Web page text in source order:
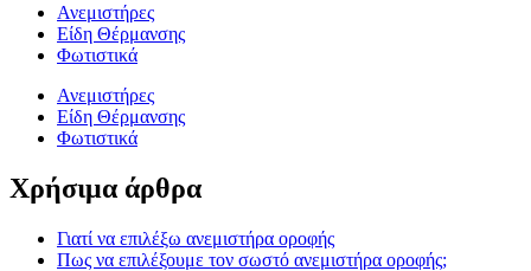
Ανεμιστήρες
Είδη Θέρμανσης
Φωτιστικά
Ανεμιστήρες
Είδη Θέρμανσης
Φωτιστικά
Χρήσιμα άρθρα
Γιατί να επιλέξω ανεμιστήρα οροφής
Πως να επιλέξουμε τον σωστό ανεμιστήρα οροφής;